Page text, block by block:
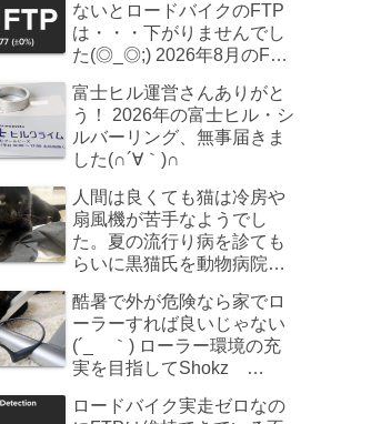
ないとロードバイクのFTP
は・・・下がりませんでし
た(◎_◎;) 2026年8月のFTP
富士ヒル運営さんありがと
う！ 2026年の富士ヒル・シ
ルバーリング、無事届きま
した(∩´∀｀)∩
人間は良くても猫は冷房や
扇風機が苦手なようでし
た。夏の流行り病を診ても
らいに黒猫氏を動物病院へ
酷暑で外が危険なら家でロ
ーラーすれば良いじゃない
(´_ゝ｀) ローラー環境の充
実を目指してShokz
た
ロードバイク実走ゼロなの